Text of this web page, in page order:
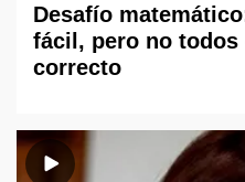
Desafío
fácil, pero no
correcto